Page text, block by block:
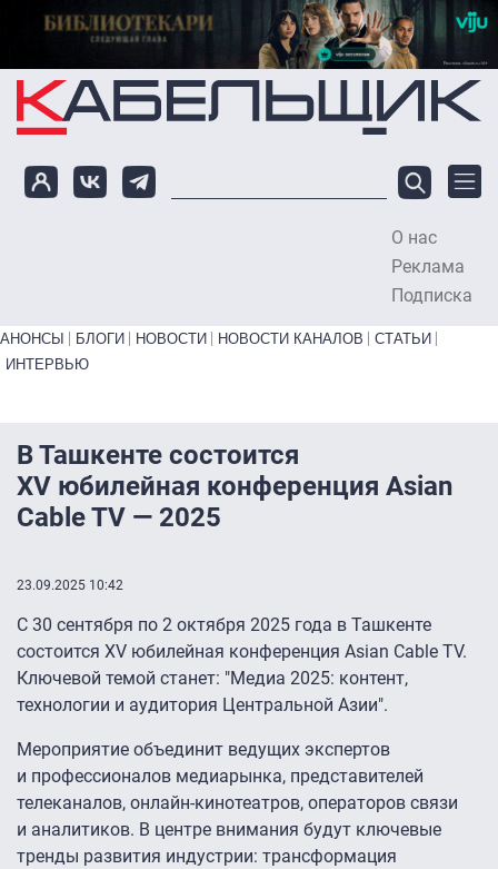
Перейти к основному содержанию
О нас
Реклама
Подписка
Primary links bottom
АНОНСЫ БЛОГИ НОВОСТИ НОВОСТИ КАНАЛОВ
СТАТЬИ
ИНТЕРВЬЮ
В Ташкенте состоится
XV юбилейная конференция Asian
Cable TV — 2025
23.09.2025 10:42
С 30 сентября по 2 октября 2025 года в Ташкенте
состоится XV юбилейная конференция Asian Cable TV.
Ключевой темой станет: "Медиа 2025: контент,
технологии и аудитория Центральной Азии".
Мероприятие объединит ведущих экспертов
и профессионалов медиарынка, представителей
телеканалов, онлайн-кинотеатров, операторов связи
и аналитиков. В центре внимания будут ключевые
тренды развития индустрии: трансформация